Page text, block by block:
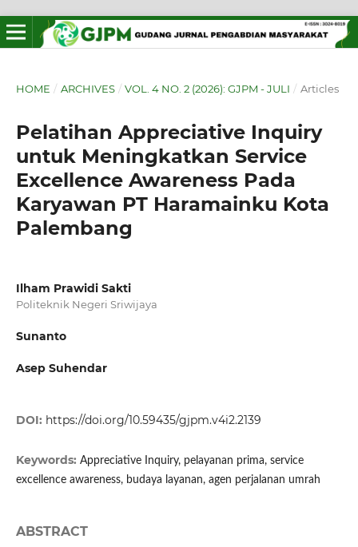
HOME / ARCHIVES / VOL. 4 NO. 2 (2026): GJPM - JULI / Articles
Pelatihan Appreciative Inquiry
untuk Meningkatkan Service
Excellence Awareness Pada
Karyawan PT Haramainku Kota
Palembang
Ilham Prawidi Sakti
Politeknik Negeri Sriwijaya
Sunanto
Asep Suhendar
DOI: https://doi.org/10.59435/gjpm.v4i2.2139
Keywords: Appreciative Inquiry, pelayanan prima, service
excellence awareness, budaya layanan, agen perjalanan umrah
ABSTRACT